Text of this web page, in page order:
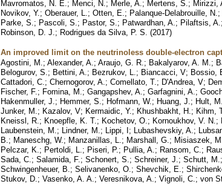
Mavromatos, N. E. ; Menci, N. ; Merle, A. ; Mertens, S. ; Mirizzi,
Novikov, Y. ; Oberauer, L. ; Otten, E. ; Palanque-Delabrouille, N. ;
Parke, S. ; Pascoli, S. ; Pastor, S. ; Patwardhan, A. ; Pilaftsis, A. ;
Robinson, D. J. ; Rodrigues da Silva, P. S. (2017)
An improved limit on the neutrinoless double-electron
Agostini, M. ; Alexander, A. ; Araujo, G. R. ; Bakalyarov, A. M. ;
Belogurov, S. ; Bettini, A. ; Bezrukov, L. ; Biancacci, V; Bossio,
Cattadori, C. ; Chernogorov, A. ; Comellato, T. ; D'Andrea, V;
Fischer, F. ; Fomina, M. ; Gangapshev, A. ; Garfagnini, A. ;
Hakenmuller, J. ; Hemmer, S. ; Hofmann, W. ; Huang, J. ; Hult, M.
Junker, M. ; Kazalov, V; Kermaidic, Y. ; Khushbakht, H. ; Kihm,
Kneissl, R. ; Knoepfle, K. T. ; Kochetov, O. ; Kornoukhov, V. N. ;
Laubenstein, M. ; Lindner, M. ; Lippi, I; Lubashevskiy, A. ;
B. ; Maneschg, W. ; Manzanillas, L. ; Marshall, G. ; Misiaszek, M.
Pelczar, K. ; Pertoldi, L. ; Piseri, P. ; Pullia, A. ; Ransom, C. ;
Sada, C. ; Salamida, F. ; Schonert, S. ; Schreiner, J. ; Schutt, M. ;
Schwingenheuer, B. ; Selivanenko, O. ; Shevchik, E. ;
Stukov, D. ; Vasenko, A. A. ; Veresnikova, A. ; Vignoli, C. ; von